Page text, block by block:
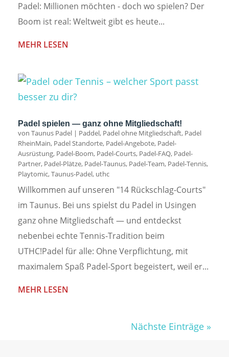
Padel: Millionen möchten - doch wo spielen? Der
Boom ist real: Weltweit gibt es heute...
MEHR LESEN
Padel spielen — ganz ohne Mitgliedschaft!
von Taunus Padel | Paddel, Padel ohne Mitgliedschaft, Padel
RheinMain, Padel Standorte, Padel-Angebote, Padel-
Ausrüstung, Padel-Boom, Padel-Courts, Padel-FAQ, Padel-
Partner, Padel-Plätze, Padel-Taunus, Padel-Team, Padel-Tennis,
Playtomic,Taunus-Padel, uthc
Willkommen auf unseren "14 Rückschlag-Courts"
im Taunus. Bei uns spielst du Padel in Usingen
ganz ohne Mitgliedschaft — und entdeckst
nebenbei echte Tennis-Tradition beim
UTHC!Padel für alle: Ohne Verpflichtung, mit
maximalem Spaß Padel-Sport begeistert, weil er...
MEHR LESEN
Nächste Einträge »